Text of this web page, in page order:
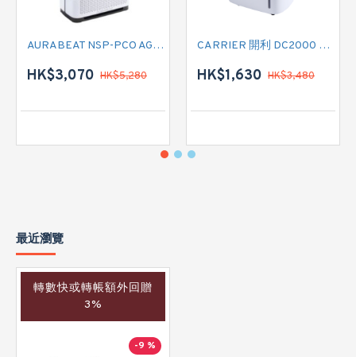
AURABEAT NSP-PCO AG+空氣淨化機
HK$3,070 HK$5,280
CARRIER 開利 DC2000 負離子空氣淨化抽濕機
HK$1,630 HK$3,480
最近瀏覽
轉數快或轉帳額外回贈
3%
-9 %